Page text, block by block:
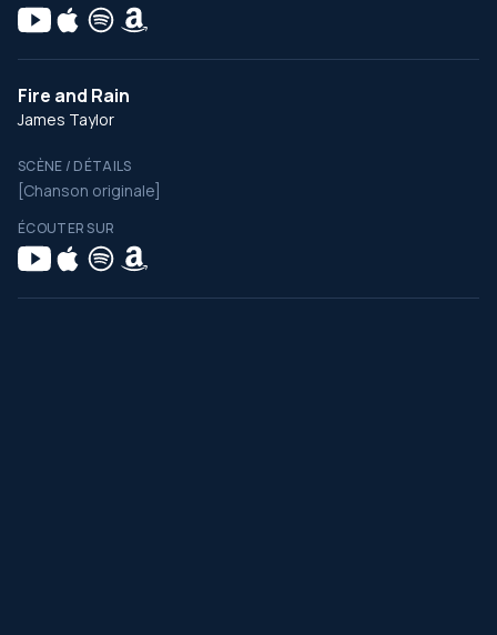
Fire and Rain
James Taylor
SCÈNE / DÉTAILS
[Chanson originale]
ÉCOUTER SUR